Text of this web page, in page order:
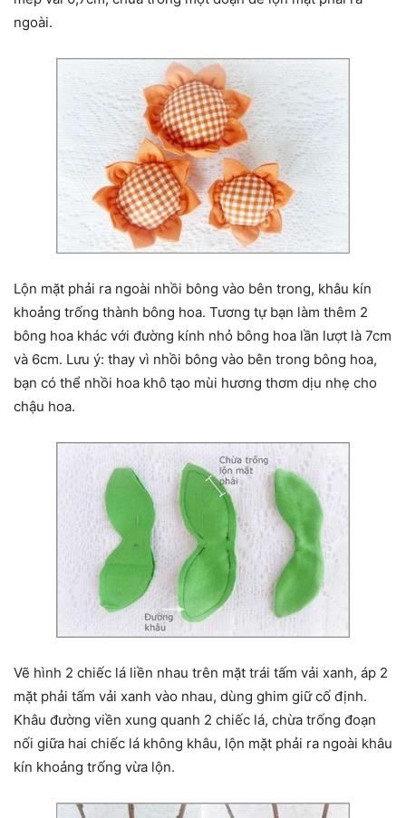
ngoài.
Lộn mặt phải ra ngoài nhồi bông vào bên trong, khâu kín
khoảng trống thành bông hoa. Tương tự bạn làm thêm 2
bông hoa khác với đường kính nhỏ bông hoa lần lượt là 7cm
và 6cm. Lưu ý: thay vì nhồi bông vào bên trong bông hoa,
bạn có thể nhồi hoa khô tạo mùi hương thơm dịu nhẹ cho
chậu hoa.
Vẽ hình 2 chiếc lá liền nhau trên mặt trái tấm vải xanh, áp 2
mặt phải tấm vải xanh vào nhau, dùng ghim giữ cố định.
Khâu đường viền xung quanh 2 chiếc lá, chừa trống đoạn
nối giữa hai chiếc lá không khâu, lộn mặt phải ra ngoài khâu
kín khoảng trống vừa lộn.